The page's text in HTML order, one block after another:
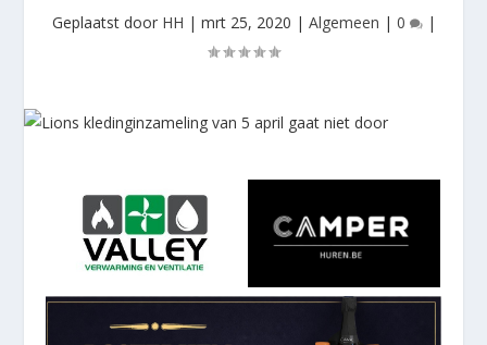
Geplaatst door HH | mrt 25, 2020 | Algemeen | 0 |